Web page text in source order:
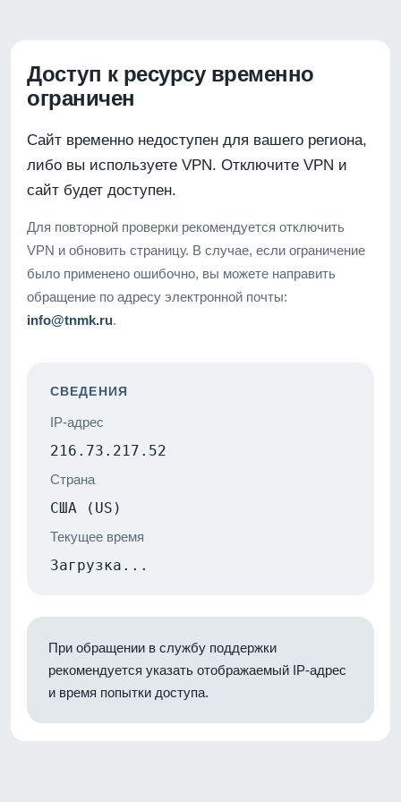
Доступ к ресурсу временно
ограничен
Сайт временно недоступен для вашего региона,
либо вы используете VPN. Отключите VPN и
сайт будет доступен.
Для повторной проверки рекомендуется отключить
VPN и обновить страницу. В случае, если ограничение
было применено ошибочно, вы можете направить
обращение по адресу электронной почты:
info@tnmk.ru.
СВЕДЕНИЯ
IP-адрес
216.73.217.52
Страна
США (US)
Текущее время
Загрузка...
При обращении в службу поддержки
рекомендуется указать отображаемый IP-адрес
и время попытки доступа.